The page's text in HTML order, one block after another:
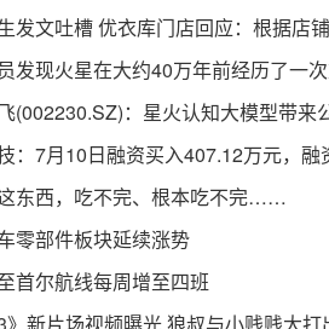
发文吐槽 优衣库门店回应：根据店
发现火星在大约40万年前经历了一
(002230.SZ)：星火认知大模型带
：7月10日融资买入407.12万元，融
东西，吃不完、根本吃不完……
零部件板块延续涨势
首尔航线每周增至四班